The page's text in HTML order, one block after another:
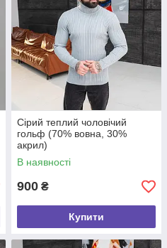
Сірий теплий чоловічий
гольф (70% вовна, 30%
акрил)
В наявності
900 ₴
Купити